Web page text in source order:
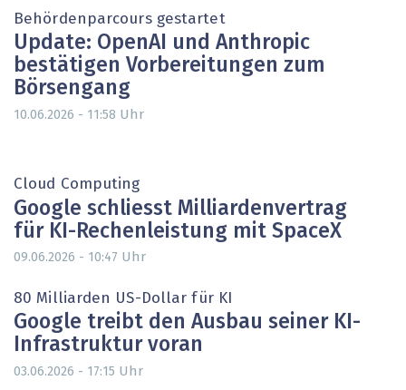
Behördenparcours gestartet
Update: OpenAI und Anthropic
bestätigen Vorbereitungen zum
Börsengang
10.06.2026 - 11:58 Uhr
Cloud Computing
Google schliesst Milliardenvertrag
für KI-Rechenleistung mit SpaceX
09.06.2026 - 10:47 Uhr
80 Milliarden US-Dollar für KI
Google treibt den Ausbau seiner KI-
Infrastruktur voran
03.06.2026 - 17:15 Uhr